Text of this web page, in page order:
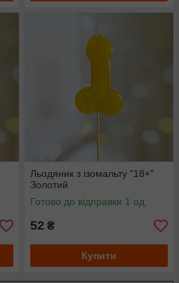
Льодяник з ізомальту "18+"
Золотий
Готово до відправки 1 од.
52 ₴
Купити